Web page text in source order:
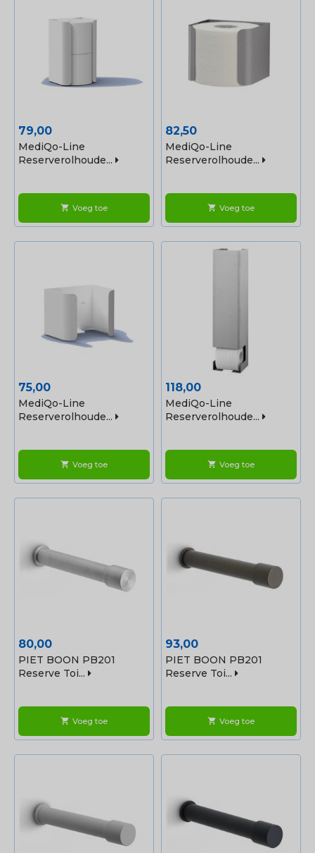
Prijs
79,00
MediQo-Line
Reserverolhoude...
shopping_cart Voeg toe
Prijs
82,50
MediQo-Line
Reserverolhoude...
shopping_cart Voeg toe
Prijs
75,00
MediQo-Line
Reserverolhoude...
shopping_cart Voeg toe
Prijs
118,00
MediQo-Line
Reserverolhoude...
shopping_cart Voeg toe
Prijs
80,00
PIET BOON PB201
Reserve Toi...
shopping_cart Voeg toe
Prijs
93,00
PIET BOON PB201
Reserve Toi...
shopping_cart Voeg toe